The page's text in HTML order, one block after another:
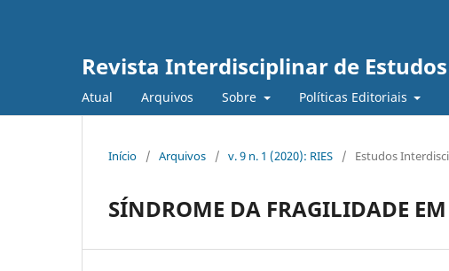
Revista Interdisciplinar de
Atual Arquivos Sobre Políticas Editoriais
Início / Arquivos / v. 9 n. 1 (2020): RIES / Estudos
SÍNDROME DA FRAGILIDADE